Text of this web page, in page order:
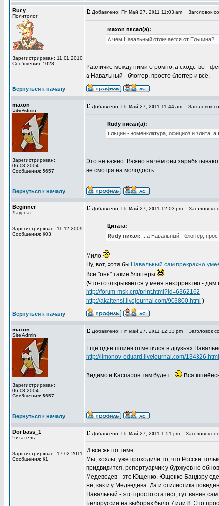
Rudy
Политолог
Зарегистрирован: 11.01.2010
Сообщения: 1028
Добавлено: Пт Май 27, 2011 11:03 am Заголовок
maxon писал(а):
А чем Навальный отличается от Ельцина?
Различие между ними огромно, а сходство -
а Навальный - блоггер, просто блоггер и всё.
Вернуться к началу
maxon
Site Admin
Зарегистрирован:
06.08.2004
Сообщения: 5657
Добавлено: Пт Май 27, 2011 11:44 am Заголовок
Rudy писал(а):
Ельцин - номенклатура, официоз и элита, а
Это не важно. Важно на чём они
не смотря на молодость.
Вернуться к началу
Beginner
Лауреат
Зарегистрирован: 11.12.2009
Сообщения: 603
Добавлено: Пт Май 27, 2011 12:03 pm Заголовок
Цитата:
Rudy писал:
...а Навальный - блоггер,
Мило
Ну, вот, хотя бы Навальный сам прекрасно
Все "они" такие блоггеры
(Что-то открывается у меня некорректно -
http://forum-msk.org/print.html?id=6362162
http://akaitensi.livejournal.com/903800.html )
Вернуться к началу
maxon
Site Admin
Зарегистрирован:
06.08.2004
Сообщения: 5657
Добавлено: Пт Май 27, 2011 12:33 pm Заголовок
Ещё один шпиён отметился в друзьях
http://limonov-eduard.livejournal.com/134326.html
Видимо и Каспаров там будет... Вся
Вернуться к началу
Donbass_1
Читатель
Зарегистрирован: 17.02.2011
Сообщения: 61
Добавлено: Пт Май 27, 2011 1:51 pm Заголовок
И все же по теме:
Мы, хохлы, уже проходили то, что России
придвидится, репертуарчик у буржуев не
Медеведев - это Ющенко. Ющенко Бандэру
же, как и у Медведева. Да и стилистика
Навальный - это просто статист, тут важен
Белоруссии на выборах было 7 или 8. Это